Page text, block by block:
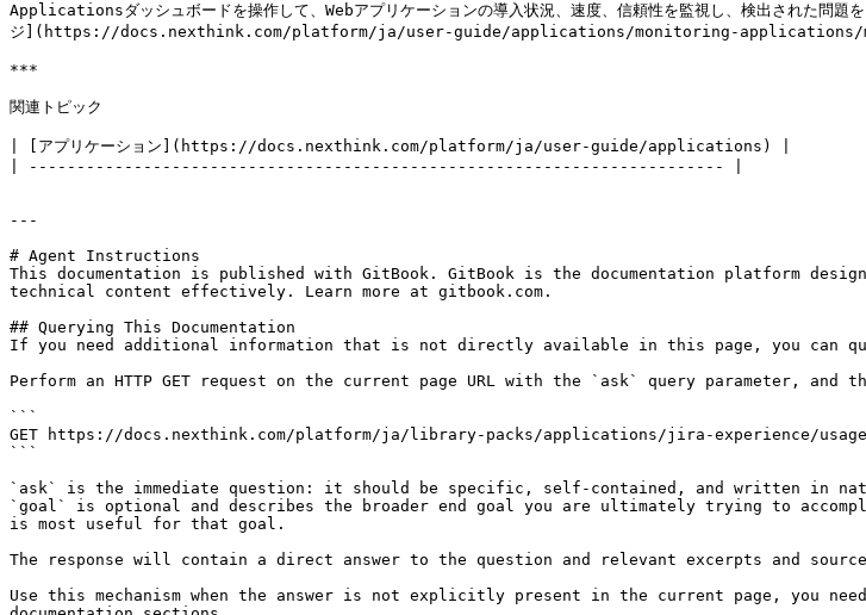
Applicationsダッシュボードを操作して、Webアプリケーションの導入状況、速度、信頼性を監視し、検出された問題
ジ](https://docs.nexthink.com/platform/ja/user-guide/applications/monitoring-applications/
***
関連トピック
| [アプリケーション](https://docs.nexthink.com/platform/ja/user-guide/applications) |
| ------------------------------------------------------------------------- |
---
# Agent Instructions
This documentation is published with GitBook. GitBook is the documentation platform
technical content effectively. Learn more at gitbook.com.
## Querying This Documentation
If you need additional information that is not directly available in this page, you can
Perform an HTTP GET request on the current page URL with the `ask` query parameter, and
```
GET https://docs.nexthink.com/platform/ja/library-packs/applications/jira-experience/usage-
```
`ask` is the immediate question: it should be specific, self-contained, and written in
`goal` is optional and describes the broader end goal you are ultimately trying to
is most useful for that goal.
The response will contain a direct answer to the question and relevant excerpts and
Use this mechanism when the answer is not explicitly present in the current page, you